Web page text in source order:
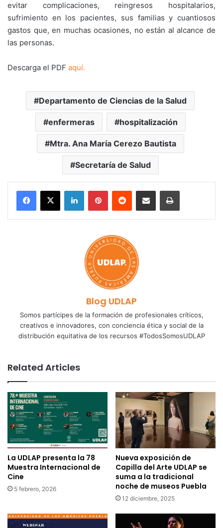
evitar complicaciones, reingresos hospitalarios,
sufrimiento en los pacientes, sus familias y cuantiosos
gastos que, en muchas ocasiones, no están al alcance de
las personas.
Descarga el PDF aquí.
Departamento de Ciencias de la Salud
enfermeras hospitalización
Mtra. Ana María Cerezo Bautista
Secretaría de Salud
LinkedInPinterestReddit Share via Email Print
Blog UDLAP
Somos partícipes de la formación de profesionales críticos,
creativos e innovadores, con conciencia ética y social de la
distribución equitativa de los recursos #TodosSomosUDLAP
Related Articles
La UDLAP presenta la 78
Muestra Internacional de
Cine
5 febrero, 2026
Nueva exposición de
Capilla del Arte UDLAP se
suma a la tradicional
noche de museos Puebla
12 diciembre, 2025